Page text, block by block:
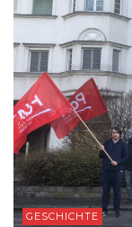
GESCHICHTE